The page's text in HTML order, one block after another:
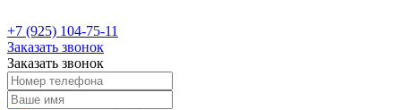
+7 (925) 104-75-11
Заказать звонок
Заказать звонок